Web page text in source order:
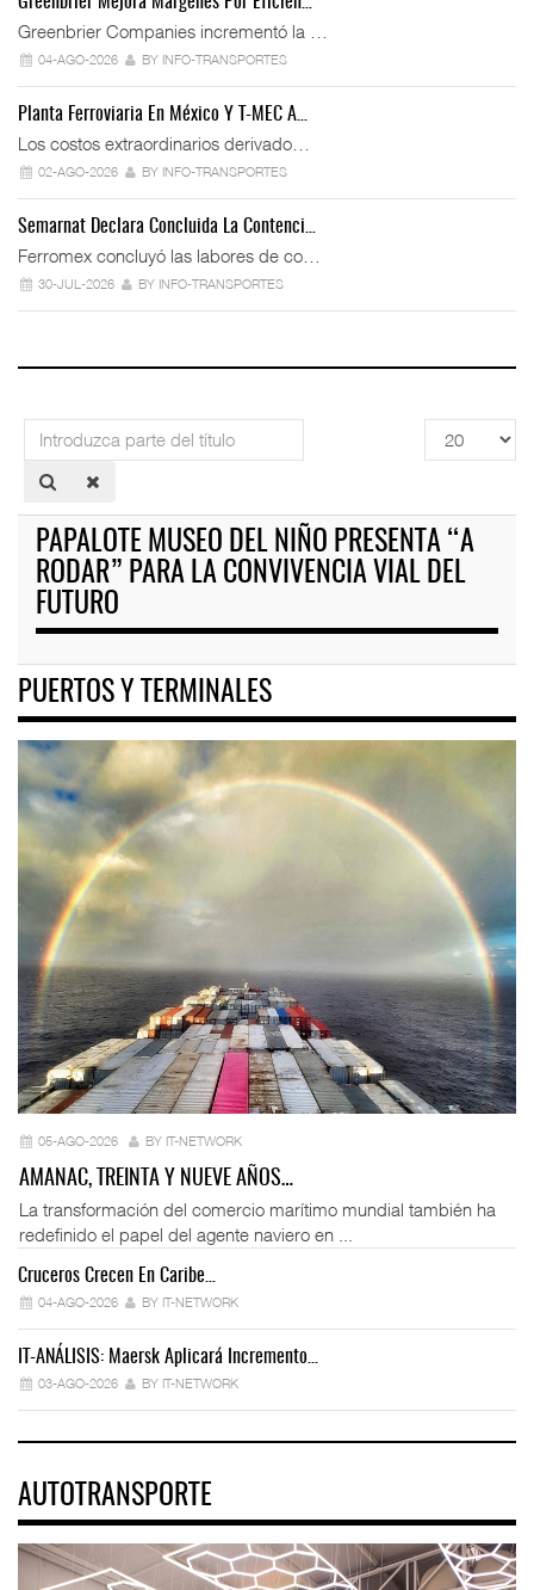
Greenbrier Companies incrementó la …
04-AGO-2026 BY INFO-TRANSPORTES
Planta Ferroviaria En México Y T-MEC A…
Los costos extraordinarios derivado…
02-AGO-2026 BY INFO-TRANSPORTES
Semarnat Declara Concluida La Contenci…
Ferromex concluyó las labores de co…
30-JUL-2026 BY INFO-TRANSPORTES
Introduzca
parte
del
Cantidad
a
PAPALOTE MUSEO DEL NIÑO PRESENTA “A
RODAR” PARA LA CONVIVENCIA VIAL DEL
FUTURO
PUERTOS Y TERMINALES
05-AGO-2026 BY IT-NETWORK
AMANAC, TREINTA Y NUEVE AÑOS…
La transformación del comercio marítimo mundial también ha
redefinido el papel del agente naviero en ...
Cruceros Crecen En Caribe…
04-AGO-2026 BY IT-NETWORK
IT-ANÁLISIS: Maersk Aplicará Incremento…
03-AGO-2026 BY IT-NETWORK
AUTOTRANSPORTE